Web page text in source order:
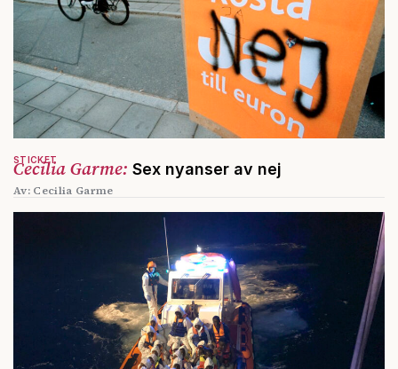
Cecilia Garme: Sex nyanser av nej
STICKET
Av: Cecilia Garme